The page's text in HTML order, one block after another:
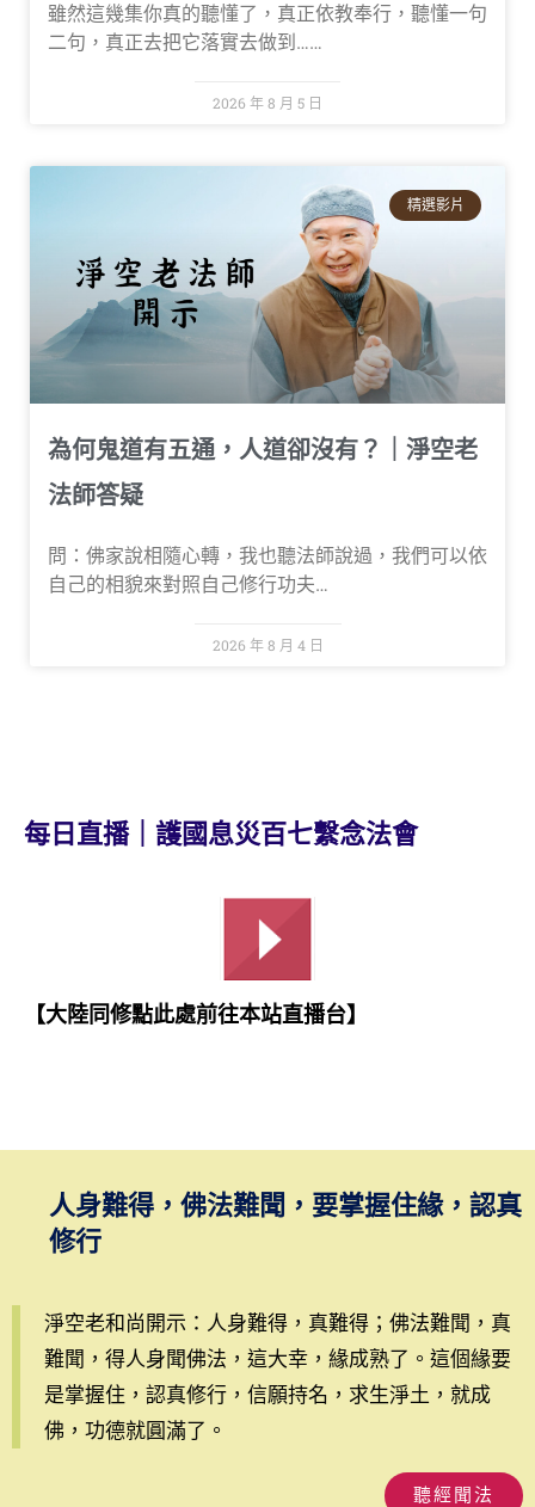
雖然這幾集你真的聽懂了，真正依教奉行，聽懂一句
二句，真正去把它落實去做到……
2026 年 8 月 5 日
精選影片
為何鬼道有五通，人道卻沒有？｜淨空老
法師答疑
問：佛家說相隨心轉，我也聽法師說過，我們可以依
自己的相貌來對照自己修行功夫…
2026 年 8 月 4 日
每日直播｜護國息災百七繫念法會
【大陸同修點此處前往本站直播台】
人身難得，佛法難聞，要掌握住緣，認真
修行
淨空老和尚開示：人身難得，真難得；佛法難聞，真
難聞，得人身聞佛法，這大幸，緣成熟了。這個緣要
是掌握住，認真修行，信願持名，求生淨土，就成
佛，功德就圓滿了。
聽經聞法